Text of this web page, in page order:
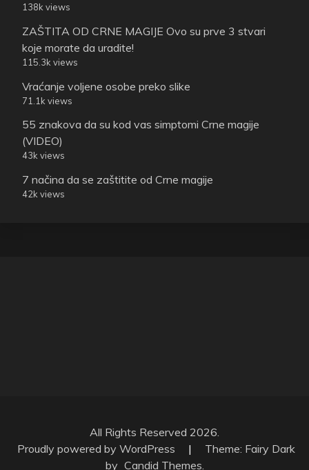
138k views
ZAŠTITA OD CRNE MAGIJE Ovo su prve 3 stvari
koje morate da uradite!
115.3k views
Vraćanje voljene osobe preko slike
71.1k views
55 znakova da su kod vas simptomi Crne magije
(VIDEO)
43k views
7 načina da se zaštitite od Crne magije
42k views
All Rights Reserved 2026.
Proudly powered by WordPress
|
Theme: Fairy Dark
by Candid Themes